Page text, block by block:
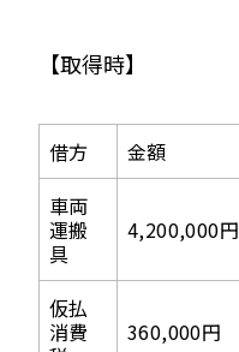
【取得時】
借方 金額
車両
運搬
具
4,200,000円
仮払
消費
360,000円